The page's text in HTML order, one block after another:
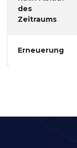
des
Zeitraums
Erneuerung